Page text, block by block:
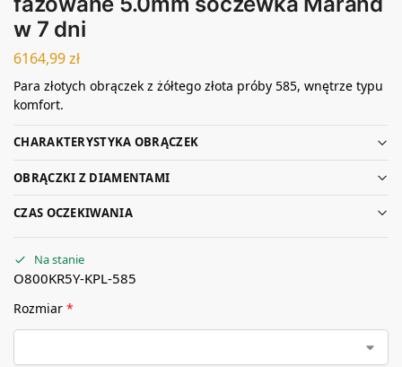
w 7 dni
6164,99zł
Para złotych obrączek z żółtego złota próby 585, wnętrze typu
komfort.
CHARAKTERYSTYKA OBRĄCZEK
OBRĄCZKI Z DIAMENTAMI
CZAS OCZEKIWANIA
Na stanie
O800KR5Y-KPL-585
Rozmiar *